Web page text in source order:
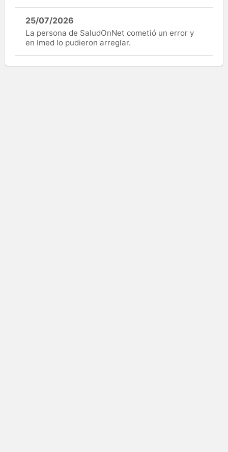
25/07/2026
La persona de SaludOnNet cometió un error y
en Imed lo pudieron arreglar.